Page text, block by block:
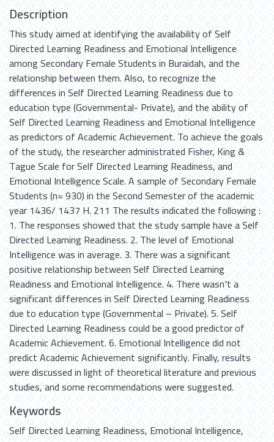
Description
This study aimed at identifying the availability of Self
Directed Learning Readiness and Emotional Intelligence
among Secondary Female Students in Buraidah, and the
relationship between them. Also, to recognize the
differences in Self Directed Learning Readiness due to
education type (Governmental- Private), and the ability of
Self Directed Learning Readiness and Emotional Intelligence
as predictors of Academic Achievement. To achieve the goals
of the study, the researcher administrated Fisher, King &
Tague Scale for Self Directed Learning Readiness, and
Emotional Intelligence Scale. A sample of Secondary Female
Students (n= 930) in the Second Semester of the academic
year 1436/ 1437 H. 211 The results indicated the following :
1. The responses showed that the study sample have a Self
Directed Learning Readiness. 2. The level of Emotional
Intelligence was in average. 3. There was a significant
positive relationship between Self Directed Learning
Readiness and Emotional Intelligence. 4. There wasn′t a
significant differences in Self Directed Learning Readiness
due to education type (Governmental – Private). 5. Self
Directed Learning Readiness could be a good predictor of
Academic Achievement. 6. Emotional Intelligence did not
predict Academic Achievement significantly. Finally, results
were discussed in light of theoretical literature and previous
studies, and some recommendations were suggested.
Keywords
Self Directed Learning Readiness, Emotional Intelligence,